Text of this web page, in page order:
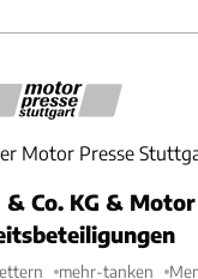
Motor Presse
KG &
mehr-tanken